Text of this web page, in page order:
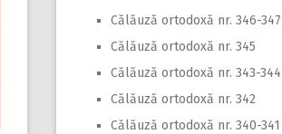
Călăuză ortodoxă nr. 346-347
Călăuză ortodoxă nr. 345
Călăuză ortodoxă nr. 343-344
Călăuză ortodoxă nr. 342
Călăuză ortodoxă nr. 340-341